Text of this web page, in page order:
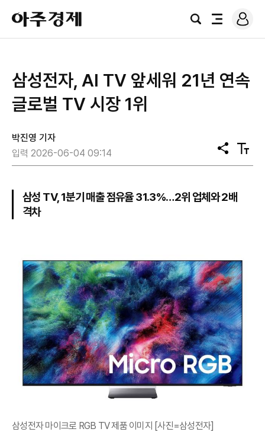
아
주
경
검
전
로
그
삼성전자, AI TV 앞세워 21년 연속
글로벌 TV 시장 1위
박진영 기자
입력 2026-06-04 09:14
공
유
텍
스
삼성 TV, 1분기 매출 점유율 31.3%…2위 업체와 2배
격차
삼성전자 마이크로 RGB TV 제품 이미지 [사진=삼성전자]